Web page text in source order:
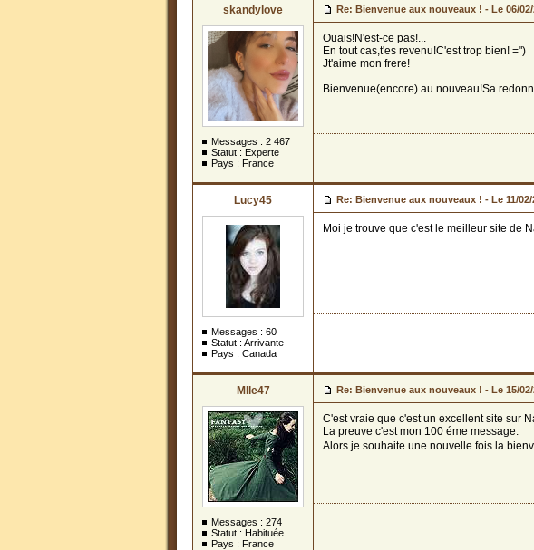
skandylove
Messages : 2 467
Statut : Experte
Pays : France
Re: Bienvenue aux nouveaux ! - Le 06/
Ouais!N'est-ce pas!...
En tout cas,t'es revenu!C'est trop bien! =")
Jt'aime mon frere!
Bienvenue(encore) au nouveau!Sa
Lucy45
Messages : 60
Statut : Arrivante
Pays : Canada
Re: Bienvenue aux nouveaux ! - Le 11/
Moi je trouve que c'est le meilleur site de
Mlle47
Messages : 274
Statut : Habituée
Pays : France
Re: Bienvenue aux nouveaux ! - Le 15/
C'est vraie que c'est un excellent site sur
La preuve c'est mon 100 éme message.
Alors je souhaite une nouvelle fois la